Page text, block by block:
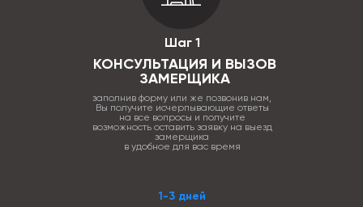
1-3 дней
Шаг 1
КОНСУЛЬТАЦИЯ И ВЫЗОВ
ЗАМЕРЩИКА
заполнив форму или же позвонив нам,
Вы получите исчерпывающие ответы
на все вопросы и получите
возможность оставить заявку на выезд
замерщика
в удобное для вас время